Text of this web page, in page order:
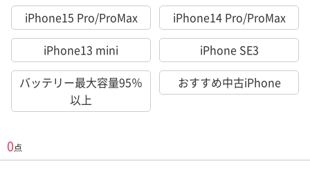
iPhone15 Pro/ProMax
iPhone14 Pro/ProMax
iPhone13 mini
iPhone SE3
バッテリー最大容量95％
以上
おすすめ中古iPhone
0点